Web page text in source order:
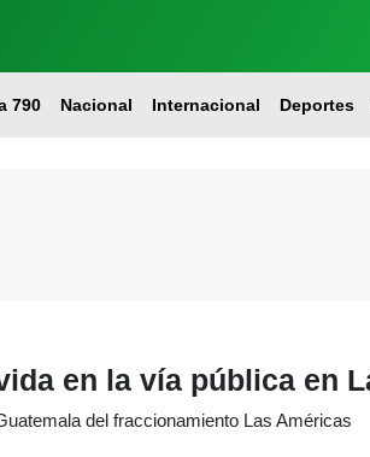
790 Nacional Internacional Deportes
en la vía pública en
del fraccionamiento Las Américas